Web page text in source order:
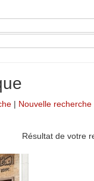
| Nouvelle recherche
Résultat de votre